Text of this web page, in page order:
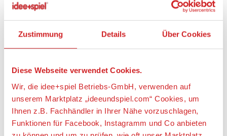
Zustimmung Details Über Cookies
Diese Webseite verwendet Cookies.
Wir, die idee+spiel Betriebs-GmbH, verwenden auf
unserem Marktplatz „ideeundspiel.com“ Cookies, um
Ihnen z.B. Fachhändler in Ihrer Nähe vorzuschlagen,
Funktionen für Facebook, Instagramm und Co anbieten
Aliens bauen kann und auf seinem Weg, der nächste
Baumeister zu werden, ganz nebenbei Fantasie und
feinmotorische Fähigkeiten entwickelt. Das Set
enthält zwei LEGO DUPLO Figuren: Emmet und Lucy
sowie vier baubare Alien-Eindringlinge.
• Das Set enthält zwei LEGO® DUPLO® Figuren:
• Das Spielset umfasst vier baubare Alien-
Eindringlinge aus THE LEGO® MOVIE 2™.
• Im Zubehör sind eine Schaufel, ein Becher und ein
Stoppschild enthalten.
• Mit diesem einfach zu bauenden THE LEGO®